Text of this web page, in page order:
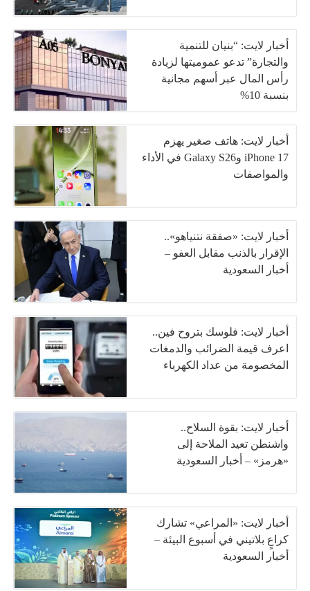
أخبار لايت: “بنيان للتنمية
والتجارة” تدعو عموميتها لزيادة
رأس المال عبر أسهم مجانية
بنسبة 10%
أخبار لايت: هاتف صغير يهزم
iPhone 17 وGalaxy S26 في الأداء
والمواصفات
أخبار لايت: «صفقة نتنياهو»..
الإقرار بالذنب مقابل العفو –
أخبار السعودية
أخبار لايت: فلوسك بتروح فين..
اعرف قيمة الضرائب والدمغات
المخصومة من عداد الكهرباء
أخبار لايت: بقوة السلاح..
واشنطن تعيد الملاحة إلى
«هرمز» – أخبار السعودية
أخبار لايت: «المراعي» تشارك
كراعٍ بلاتيني في أسبوع البيئة –
أخبار السعودية